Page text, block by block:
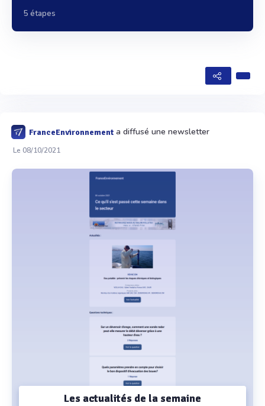
5 étapes
FranceEnvironnement a diffusé une newsletter
Le 08/10/2021
Les actualités de la semaine